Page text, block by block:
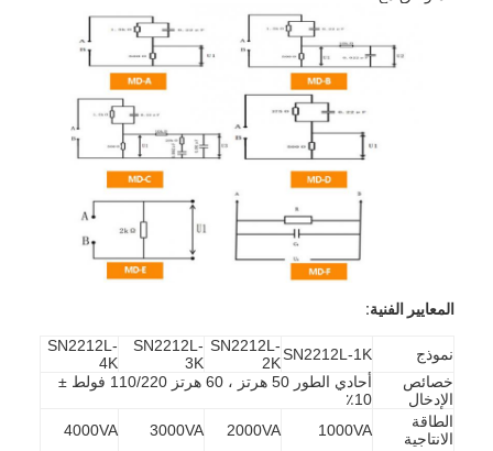
المنزل
المنتجات
المعايير الفنية:
نموذج SN2212L-1K
SN2212L-
2K
SN2212L-
3K
SN2212L-
4K
خصائص
الإدخال
أحادي الطور 50 هرتز ، 60 هرتز 110/220 فولط ±
10٪
الطاقة
الانتاجية
1000VA
2000VA
3000VA
4000VA